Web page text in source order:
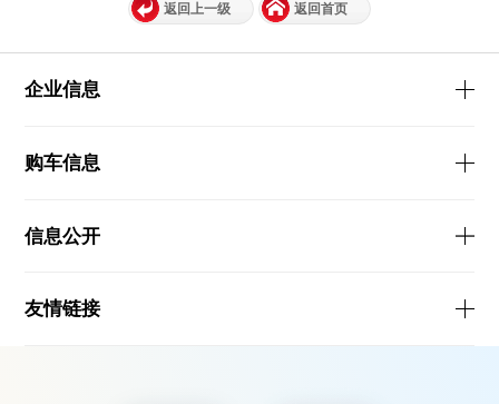
返回上一级 返回首页
企业信息
购车信息
信息公开
友情链接